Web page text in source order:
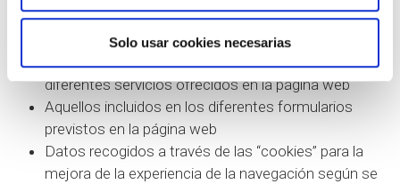
Solo usar cookies necesarias
Los datos recogidos por parte del responsable son los
siguientes:
Aquellos que los usuarios suministren a través de los
diferentes servicios ofrecidos en la página web
Aquellos incluidos en los diferentes formularios
previstos en la página web
Datos recogidos a través de las “cookies” para la
mejora de la experiencia de la navegación según se